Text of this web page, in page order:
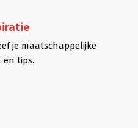
je maatschappelijke
en tips.